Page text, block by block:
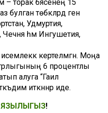
торак бәясенең 15
төбәкләрдә генә
Удмуртия,
һәм Ингушетия,
кертелмәгән. Моңа
6 процентлы
алуга “Гаилә
иткәннәр иде.
ЯЗЫЛЫГЫЗ!